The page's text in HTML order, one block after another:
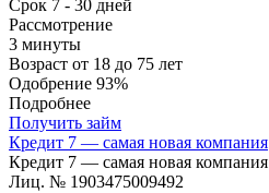
Срок 7 - 30 дней
Рассмотрение
3 минуты
Возраст от 18 до 75 лет
Одобрение 93%
Подробнее
Получить займ
Кредит 7 — самая новая компания
Кредит 7 — самая новая компания
Лиц. № 1903475009492